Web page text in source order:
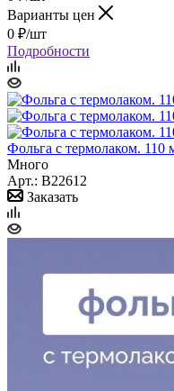
Варианты цен
0 ₽/шт
Подробности
Фольга с термолаком. 110
Много
Арт.: B22612
Заказать